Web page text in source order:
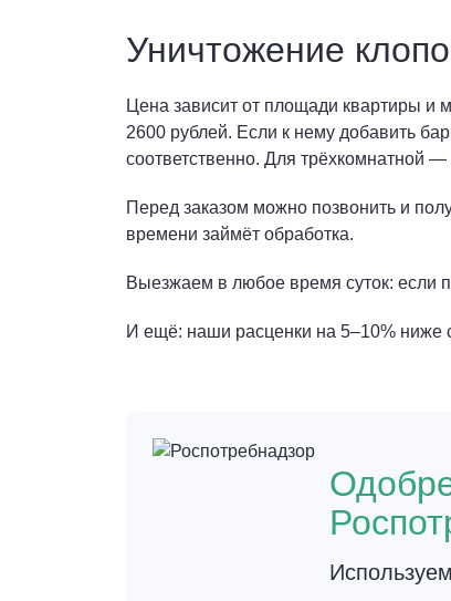
Уничтожение
Цена зависит от площади квартиры и
2600 рублей. Если к нему добавить
соответственно. Для трёхкомнатной
Перед заказом можно позвонить и
времени займёт обработка.
Выезжаем в любое время суток: если
И ещё: наши расценки на 5–10% ниже